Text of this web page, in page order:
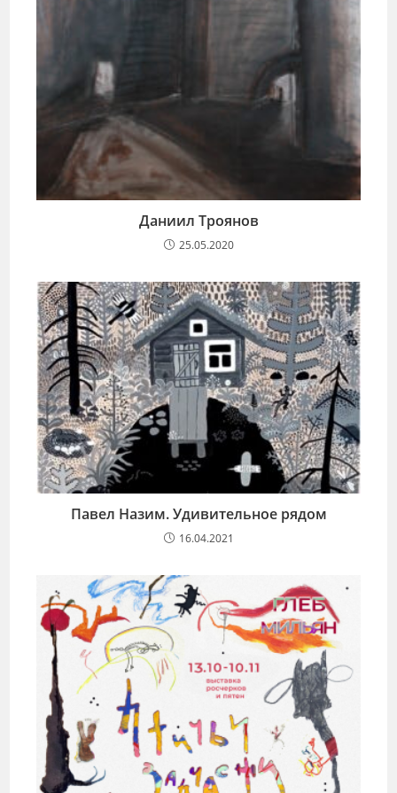
Даниил Троянов
25.05.2020
Павел Назим. Удивительное рядом
16.04.2021